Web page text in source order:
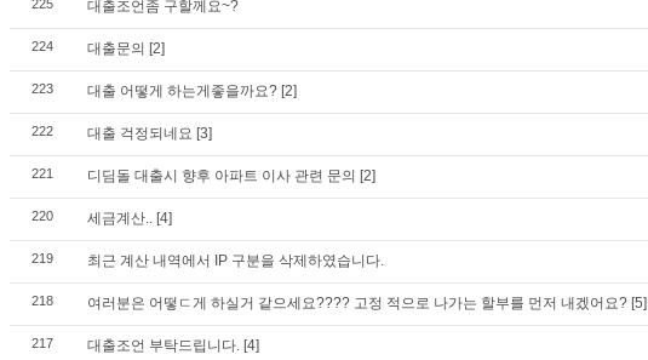
225 대출조언좀 구할께요~?
224 대출문의 [2]
223 대출 어떻게 하는게좋을까요? [2]
222 대출 걱정되네요 [3]
221 디딤돌 대출시 향후 아파트 이사 관련 문의 [2]
220 세금계산.. [4]
219 최근 계산 내역에서 IP 구분을 삭제하였습니다.
218 여러분은 어떻ㄷ게 하실거 같으세요???? 고정 적으로 나가는 할부를 먼저 내겠어요? [5]
217 대출조언 부탁드립니다. [4]